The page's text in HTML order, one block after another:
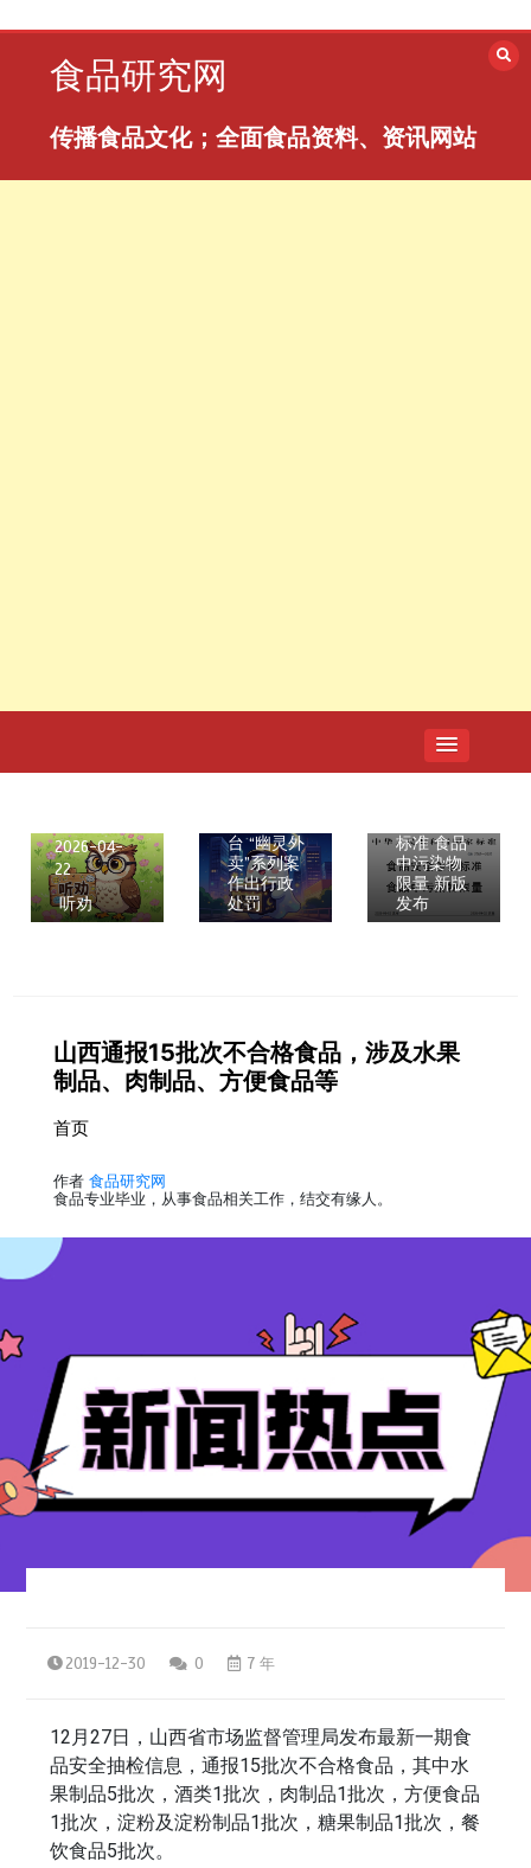
食品研究网
传播食品文化；全面食品资料、资讯网站
2026-04-
22
听劝
台 “幽灵外
卖”系列案
作出行政
处罚
2025-09-
标准 食品
中污染物
限量 新版
发布
山西通报15批次不合格食品，涉及水果
制品、肉制品、方便食品等
首页
作者 食品研究网
食品专业毕业，从事食品相关工作，结交有缘人。
2019-12-30 0 7 年
12月27日，山西省市场监督管理局发布最新一期食
品安全抽检信息，通报15批次不合格食品，其中水
果制品5批次，酒类1批次，肉制品1批次，方便食品
1批次，淀粉及淀粉制品1批次，糖果制品1批次，餐
饮食品5批次。